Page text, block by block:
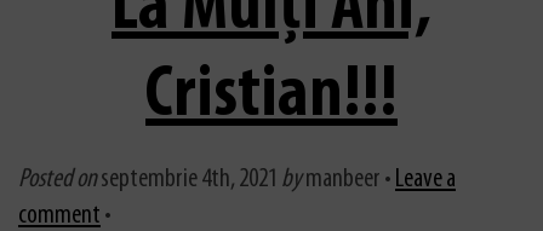
Cristian!!!
Posted onseptembrie 4th, 2021 bymanbeer • Leave a
comment •